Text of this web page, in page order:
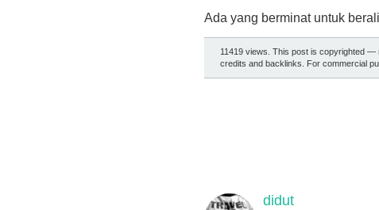
Ada yang berminat untuk
11419 views. This post is copyrighted —
credits and backlinks. For commercial
didut